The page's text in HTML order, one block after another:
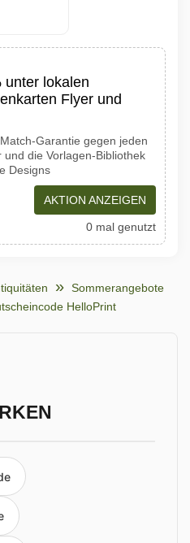
unter lokalen
Flyer und
Garantie gegen jeden
die Vorlagen-Bibliothek
Designs
AKTION ANZEIGEN
0 mal genutzt
Sommerangebote
HelloPrint